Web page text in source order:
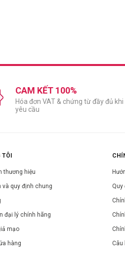
CAM KẾT 100%
Hóa đơn VAT & chứng từ đầy đủ
yêu cầu
thương hiệu
và quy định chung
đại lý chính hãng
mạo
hàng
Quy
Câu